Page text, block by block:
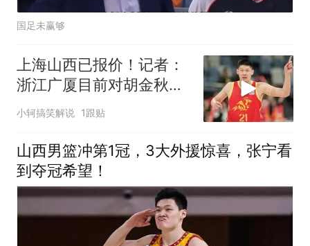
国足未赢够
上海山西已报价！记者：
浙江广厦目前对胡金秋交
易持开放的态度
小轲搞笑解说 1跟贴
山西男篮冲第1冠，3大外援惊喜，张宁看
到夺冠希望！